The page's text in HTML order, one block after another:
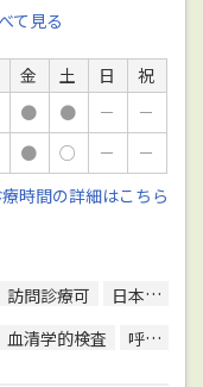
て見る
金 土 日
祝
● ● －
－
● ○ －
－
時間の詳細はこちら
訪問診療可
日本整形外科学会整形外科専門医
血清学的検査 呼吸機能検査（スパイロメトリー）